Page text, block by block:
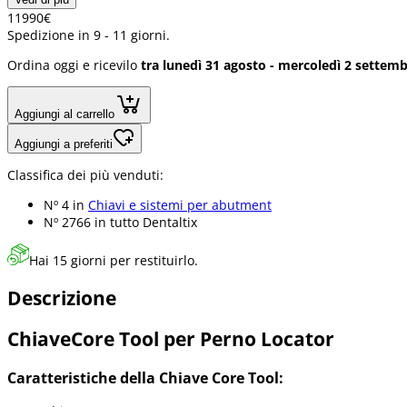
11990€
Spedizione in 9 - 11 giorni.
Ordina oggi e ricevilo tra lunedì 31 agosto - mercoledì 2
Aggiungi al carrello
Aggiungi a preferiti
Classifica dei più venduti:
Nº 4 in Chiavi e sistemi per abutment
Nº 2766 in tutto Dentaltix
Hai 15 giorni per restituirlo.
Descrizione
ChiaveCore Tool per Perno Locator
Caratteristiche della Chiave Core Tool: